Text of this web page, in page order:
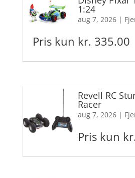
1:24
aug 7, 2026|
Pris kun kr. 335.00
Revell RC
Racer
aug 7, 2026|
Pris kun